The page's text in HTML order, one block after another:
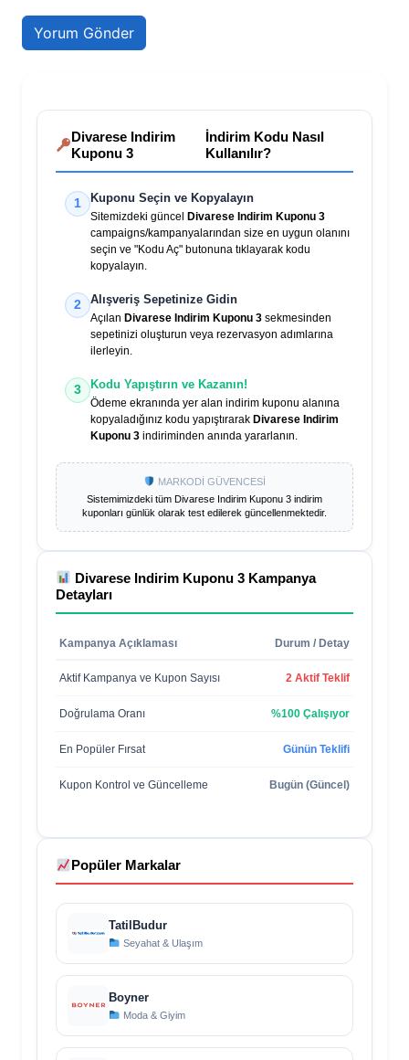
Divarese Indirim
Kuponu 3
İndirim Kodu Nasıl
Kullanılır?
1 Kuponu Seçin ve Kopyalayın
Sitemizdeki güncel Divarese Indirim Kuponu 3
campaigns/kampanyalarından size en uygun olanını
seçin ve "Kodu Aç" butonuna tıklayarak kodu
kopyalayın.
2 Alışveriş Sepetinize Gidin
Açılan Divarese Indirim Kuponu 3 sekmesinden
sepetinizi oluşturun veya rezervasyon adımlarına
ilerleyin.
3 Kodu Yapıştırın ve Kazanın!
Ödeme ekranında yer alan indirim kuponu alanına
kopyaladığınız kodu yapıştırarak Divarese Indirim
Kuponu 3 indiriminden anında yararlanın.
MARKODİ GÜVENCESİ
Sistemimizdeki tüm Divarese Indirim Kuponu 3 indirim
kuponları günlük olarak test edilerek güncellenmektedir.
Divarese Indirim Kuponu 3 Kampanya
Detayları
Kampanya Açıklaması Durum / Detay
Aktif Kampanya ve Kupon Sayısı 2 Aktif Teklif
Doğrulama Oranı %100 Çalışıyor
En Popüler Fırsat Günün Teklifi
Kupon Kontrol ve Güncelleme Bugün (Güncel)
Popüler Markalar
TatilBudur
Seyahat & Ulaşım
Boyner
Moda & Giyim